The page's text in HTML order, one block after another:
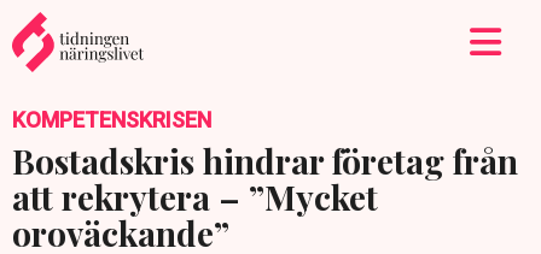
KOMPETENSKRISEN
Bostadskris hindrar företag från
att rekrytera – ”Mycket
oroväckande”